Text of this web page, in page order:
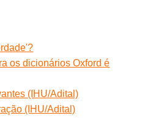
os dicionários Oxford é
(IHU/Adital)
(IHU/Adital)